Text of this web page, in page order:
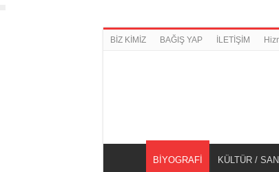
BİZ KİMİZ BAĞIŞ YAP İLETİŞİM
BİYOGRAFİ KÜLTÜR /